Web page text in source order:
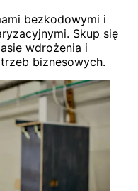
bezkodowymi i
Skup się
wdrożenia i
biznesowych.